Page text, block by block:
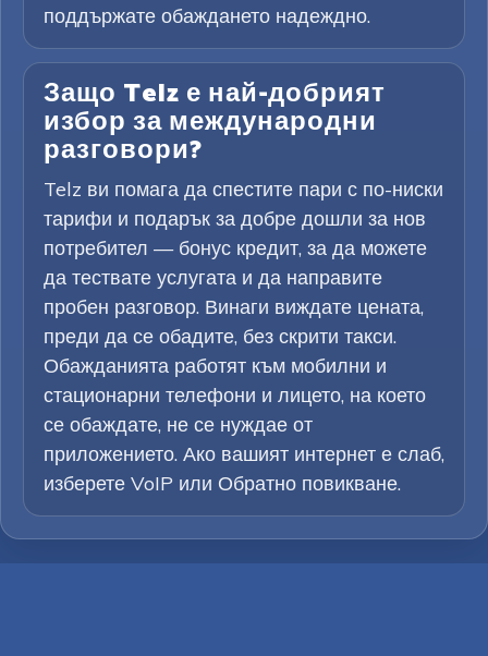
поддържате обаждането надеждно.
Защо Telz е най-добрият
избор за международни
разговори?
Telz ви помага да спестите пари с по-ниски
тарифи и подарък за добре дошли за нов
потребител — бонус кредит, за да можете
да тествате услугата и да направите
пробен разговор. Винаги виждате цената,
преди да се обадите, без скрити такси.
Обажданията работят към мобилни и
стационарни телефони и лицето, на което
се обаждате, не се нуждае от
приложението. Ако вашият интернет е слаб,
изберете VoIP или Обратно повикване.